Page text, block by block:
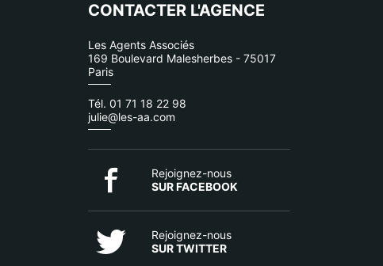
CONTACTER L'AGENCE
Les Agents Associés
169 Boulevard Malesherbes - 75017
Paris
Tél. 01 71 18 22 98
julie@les-aa.com
Rejoignez-nous
SUR FACEBOOK
Rejoignez-nous
SUR TWITTER